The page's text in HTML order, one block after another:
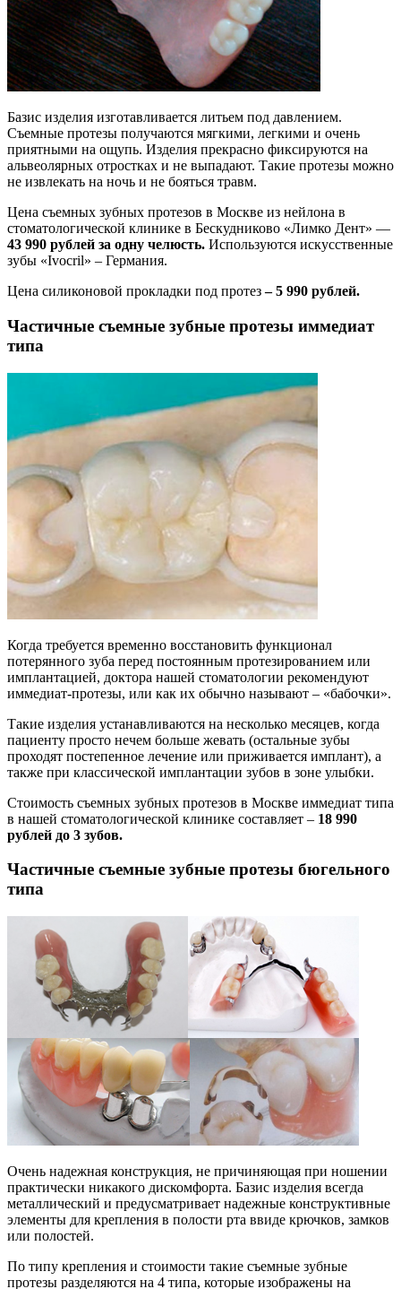
Базис изделия изготавливается литьем под давлением.
Съемные протезы получаются мягкими, легкими и очень
приятными на ощупь. Изделия прекрасно фиксируются на
альвеолярных отростках и не выпадают. Такие протезы можно
не извлекать на ночь и не бояться травм.
Цена съемных зубных протезов в Москве из нейлона в
стоматологической клинике в Бескудниково «Лимко Дент» —
43 990 рублей за одну челюсть. Используются искусственные
зубы «Ivocril» – Германия.
Цена силиконовой прокладки под протез– 5 990 рублей.
Частичные съемные зубные протезы иммедиат
типа
Когда требуется временно восстановить функционал
потерянного зуба перед постоянным протезированием или
имплантацией, доктора нашей стоматологии рекомендуют
иммедиат-протезы, или как их обычно называют – «бабочки».
Такие изделия устанавливаются на несколько месяцев, когда
пациенту просто нечем больше жевать (остальные зубы
проходят постепенное лечение или приживается имплант), а
также при классической имплантации зубов в зоне улыбки.
Стоимость съемных зубных протезов в Москве иммедиат типа
в нашей стоматологической клинике составляет – 18 990
рублей до 3 зубов.
Частичные съемные зубные протезы бюгельного
типа
Очень надежная конструкция, не причиняющая при ношении
практически никакого дискомфорта. Базис изделия всегда
металлический и предусматривает надежные конструктивные
элементы для крепления в полости рта ввиде крючков, замков
или полостей.
По типу крепления и стоимости такие съемные зубные
протезы разделяются на 4 типа, которые изображены на